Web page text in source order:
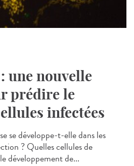
une nouvelle
prédire le
infectées
se développe-t-elle dans les
? Quelles cellules de
développement de...